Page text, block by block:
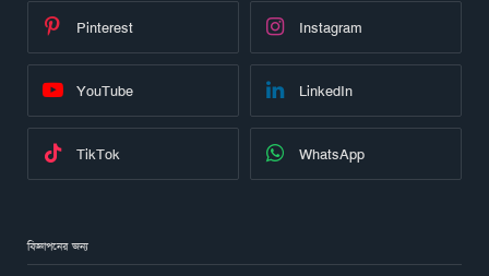
Pinterest Instagram
YouTube LinkedIn
TikTok WhatsApp
বিজ্ঞাপনের জন্য